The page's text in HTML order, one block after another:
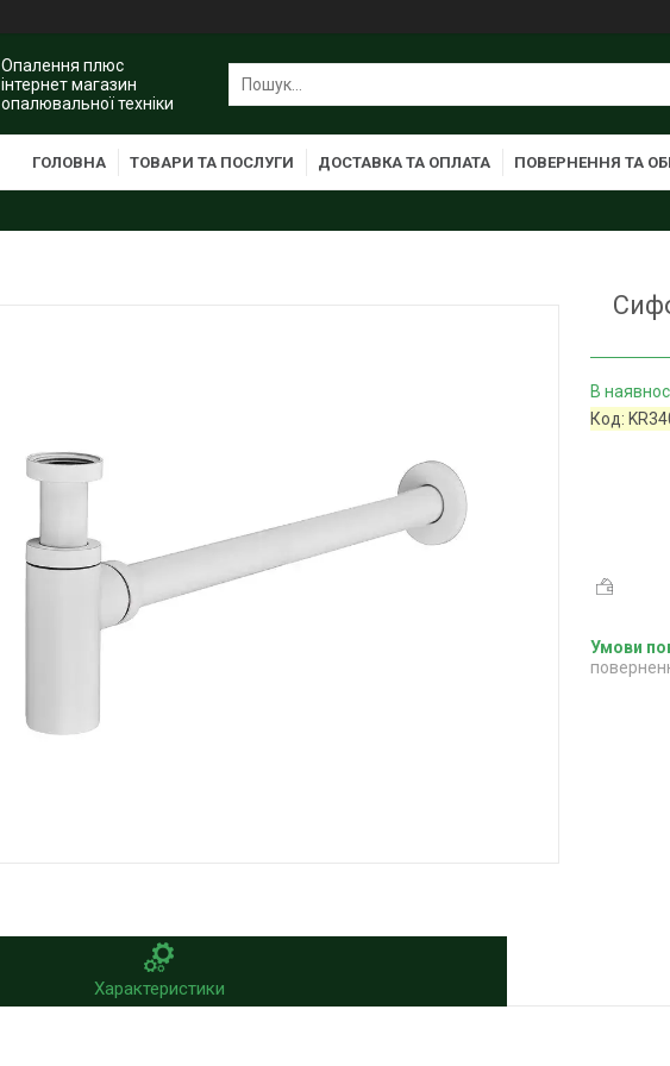
Опалення плюс
інтернет магазин
опалювальної техніки
ГОЛОВНА ТОВАРИ ТА ПОСЛУГИ ДОСТАВКА ТА ОПЛАТА ПОВЕРНЕННЯ ТА
В
Код:
Характеристики